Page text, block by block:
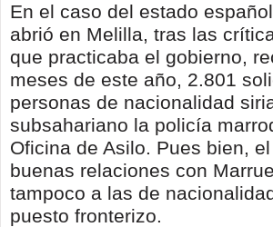
En el caso del estado
abrió en Melilla, tras las
que practicaba el gobierno,
meses de este año, 2.801
personas de nacionalidad
subsahariano la policía
Oficina de Asilo. Pues bien,
buenas relaciones con
tampoco a las de
puesto fronterizo.